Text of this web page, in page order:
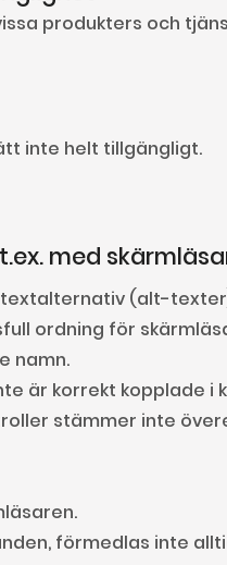
produkters och
inte helt tillgängligt.
med
textalternativ (alt-
ordning för
namn.
är korrekt kopplade i
stämmer inte
förmedlas inte